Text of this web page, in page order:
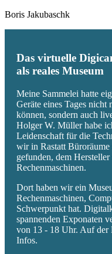
Boris Jakubaschk
Das virtuelle
als reales Museum
Meine Sammelei hatte
Geräte eines Tages nicht
können, sondern auch
Holger W. Müller habe
Leidenschaft für die
wir in Rastatt
gefunden, dem
Rechenmaschinen.
Dort haben wir ein
Rechenmaschinen,
Schwerpunkt hat.
spannenden Exponaten
von 13 - 18 Uhr. Auf der
Infos.